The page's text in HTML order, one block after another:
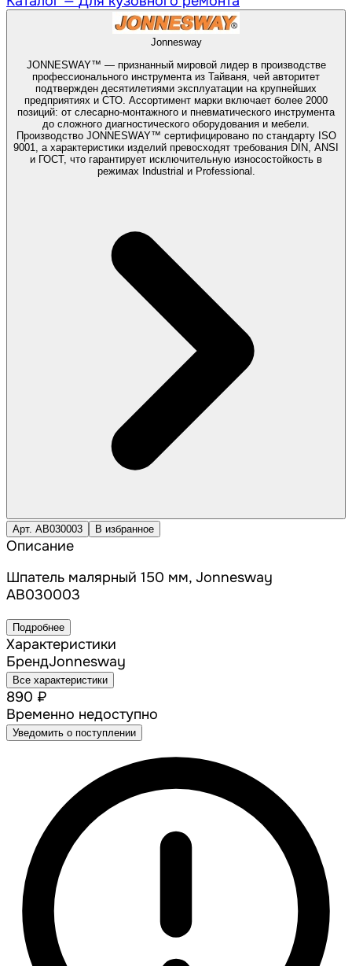
Jonnesway
JONNESWAY™ — признанный мировой лидер в производстве
профессионального инструмента из Тайваня, чей авторитет
подтвержден десятилетиями эксплуатации на крупнейших
предприятиях и СТО. Ассортимент марки включает более 2000
позиций: от слесарно-монтажного и пневматического инструмента
до сложного диагностического оборудования и мебели.
Производство JONNESWAY™ сертифицировано по стандарту ISO
9001, а характеристики изделий превосходят требования DIN, ANSI
и ГОСТ, что гарантирует исключительную износостойкость в
режимах Industrial и Professional.
Арт. AB030003 В избранное
Описание
Шпатель малярный 150 мм, Jonnesway
AB030003
Подробнее
Характеристики
БрендJonnesway
Все характеристики
890 ₽
Временно недоступно
Уведомить о поступлении